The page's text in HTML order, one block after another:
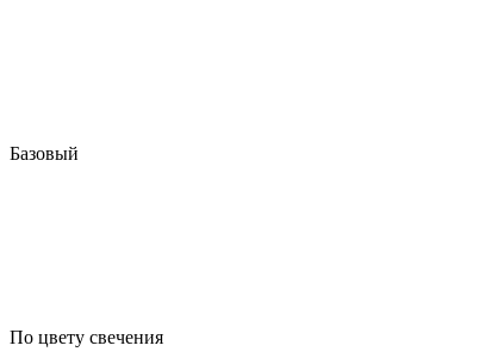
Базовый
По цвету свечения